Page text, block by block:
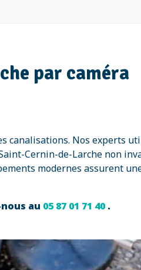
par caméra
canalisations. Nos experts
Cernin-de-Larche non
modernes assurent
au 05 87 01 71 40.